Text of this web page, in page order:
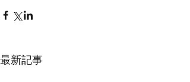
最新記事